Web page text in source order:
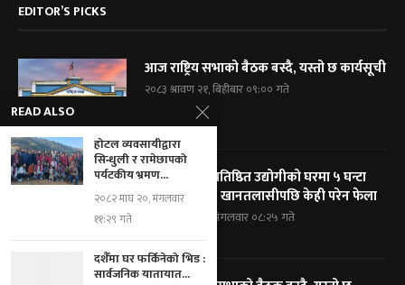
EDITOR’S PICKS
आज राष्ट्रिय सभाको बैठक बस्दै, यस्तो छ कार्यसूची
२०८३ श्रावण २१, बिहीबार ०९:०० गते
विराटनगरका प्रतिष्ठित उद्योगीको घरमा ५ घन्टा
प्रहरी घेराबन्दी, खानतलासीपछि केही परेन फेला
२०८३ श्रावण १९, मंगलवार ०८:२५ गते
READ ALSO
होटल व्यवसायीद्वारा
सिन्धुली र रामेछापको
पर्यटकीय भ्रमण...
२०८२ माघ २०, मंगलवार
११:२९ गते
दशैँमा घर फर्किनेको भिड :
सार्वजनिक यातायात...